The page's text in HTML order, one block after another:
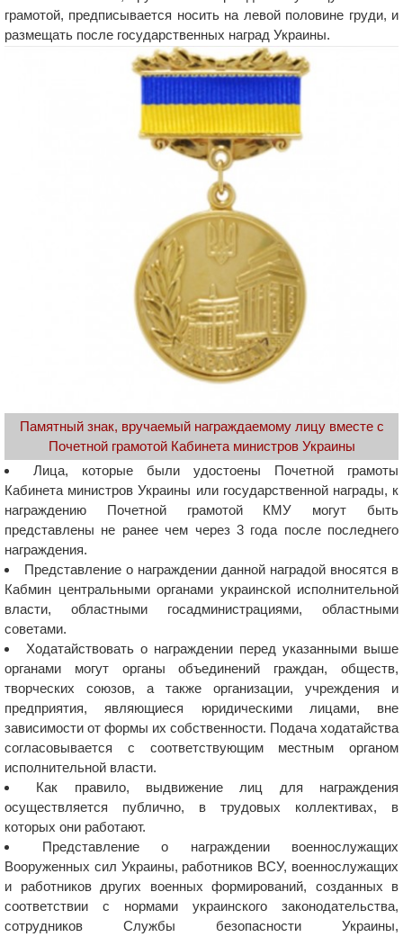
грамотой, предписывается носить на левой половине груди, и
размещать после государственных наград Украины.
Памятный знак, вручаемый награждаемому лицу вместе с
Почетной грамотой Кабинета министров Украины
Лица, которые были удостоены Почетной грамоты
Кабинета министров Украины или государственной награды, к
награждению Почетной грамотой КМУ могут быть
представлены не ранее чем через 3 года после последнего
награждения.
Представление о награждении данной наградой вносятся в
Кабмин центральными органами украинской исполнительной
власти, областными госадминистрациями, областными
советами.
Ходатайствовать о награждении перед указанными выше
органами могут органы объединений граждан, обществ,
творческих союзов, а также организации, учреждения и
предприятия, являющиеся юридическими лицами, вне
зависимости от формы их собственности. Подача ходатайства
согласовывается с соответствующим местным органом
исполнительной власти.
Как правило, выдвижение лиц для награждения
осуществляется публично, в трудовых коллективах, в
которых они работают.
Представление о награждении военнослужащих
Вооруженных сил Украины, работников ВСУ, военнослужащих
и работников других военных формирований, созданных в
соответствии с нормами украинского законодательства,
сотрудников Службы безопасности Украины,